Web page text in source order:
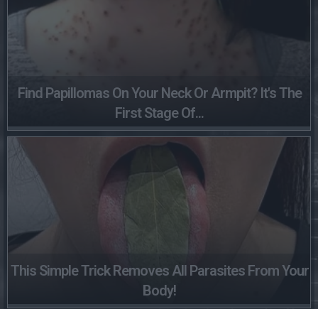
Find Papillomas On Your Neck Or Armpit? It's The
First Stage Of...
This Simple Trick Removes All Parasites From Your
Body!